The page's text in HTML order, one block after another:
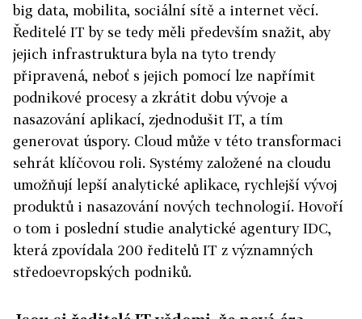
big data, mobilita, sociální sítě a internet věcí.
Ředitelé IT by se tedy měli především snažit, aby
jejich infrastruktura byla na tyto trendy
připravená, neboť s jejich pomocí lze napřímit
podnikové procesy a zkrátit dobu vývoje a
nasazování aplikací, zjednodušit IT, a tím
generovat úspory. Cloud může v této transformaci
sehrát klíčovou roli. Systémy založené na cloudu
umožňují lepší analytické aplikace, rychlejší vývoj
produktů i nasazování nových technologií. Hovoří
o tom i poslední studie analytické agentury IDC,
která zpovídala 200 ředitelů IT z významných
středoevropských podniků.